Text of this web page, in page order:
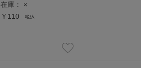
在庫：
×
￥110
税込